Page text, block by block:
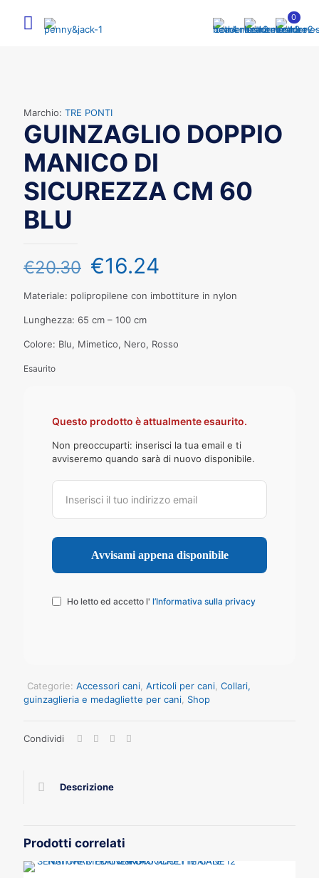
0
Marchio: TRE PONTI
GUINZAGLIO DOPPIO
MANICO DI
SICUREZZA CM 60
BLU
€20.30 €16.24
Materiale: polipropilene con imbottiture in nylon
Lunghezza: 65 cm – 100 cm
Colore: Blu, Mimetico, Nero, Rosso
Esaurito
Questo prodotto è attualmente esaurito.
Non preoccuparti: inserisci la tua email e ti
avviseremo quando sarà di nuovo disponibile.
Ho letto ed accetto l' l’Informativa sulla privacy
Categorie: Accessori cani Articoli per cani Collari,
guinzaglieria e medagliette per cani Shop
Condividi
Descrizione
Prodotti correlati